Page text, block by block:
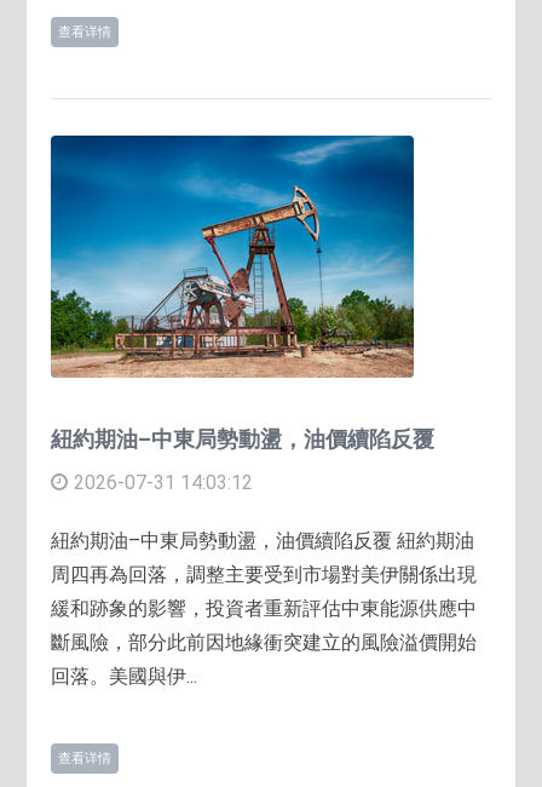
查看详情
紐約期油–中東局勢動盪，油價續陷反覆
2026-07-31 14:03:12
紐約期油–中東局勢動盪，油價續陷反覆 紐約期油
周四再為回落，調整主要受到市場對美伊關係出現
緩和跡象的影響，投資者重新評估中東能源供應中
斷風險，部分此前因地緣衝突建立的風險溢價開始
回落。美國與伊...
查看详情